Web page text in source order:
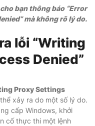
bạn thông báo “Error
mà không rõ lý do.
lỗi “Writing
Denied”
Proxy Settings
xảy ra do một số lý do.
cấp Windows, khởi
cố thực thi một lệnh